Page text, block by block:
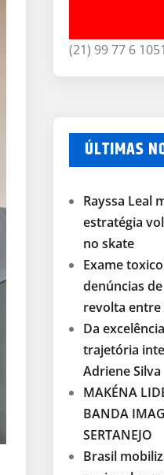
(21) 99 77 6 1051
ÚLTIMAS
Rayssa Leal
estratégia
no skate
Exame
denúncias
revolta entre
Da
trajetória
Adriene Silva
MAKÉNA
BANDA
SERTANEJO
Brasil